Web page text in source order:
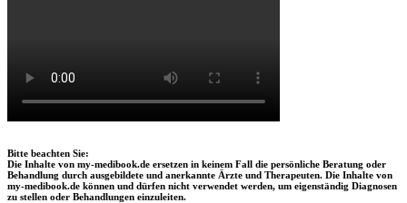
Bitte beachten Sie:
Die Inhalte von my-medibook.de ersetzen in keinem Fall die persönliche Beratung oder
Behandlung durch ausgebildete und anerkannte Ärzte und Therapeuten. Die Inhalte von
my-medibook.de können und dürfen nicht verwendet werden, um eigenständig Diagnosen
zu stellen oder Behandlungen einzuleiten.